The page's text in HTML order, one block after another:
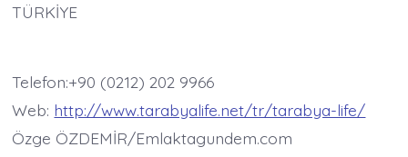
TÜRKİYE
Telefon:+90 (0212) 202 9966
Web: http://www.tarabyalife.net/tr/tarabya-life/
Özge ÖZDEMİR/Emlaktagundem.com